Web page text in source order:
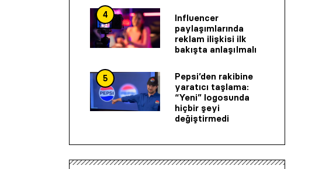
4
Influencer
paylaşımlarında
reklam ilişkisi ilk
bakışta anlaşılmalı
5
Pepsi’den rakibine
yaratıcı taşlama:
“Yeni” logosunda
hiçbir şeyi
değiştirmedi